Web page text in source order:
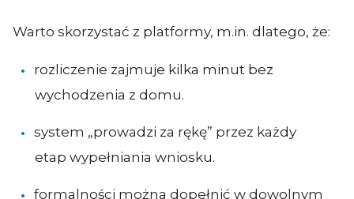
Warto skorzystać z platformy, m.in. dlatego, że:
rozliczenie zajmuje kilka minut bez
wychodzenia z domu.
system „prowadzi za rękę” przez każdy
etap wypełniania wniosku.
formalności można dopełnić w dowolnym